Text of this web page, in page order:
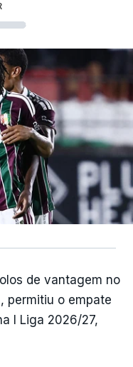
de vantagem no
permitiu o empate
I Liga 2026/27,